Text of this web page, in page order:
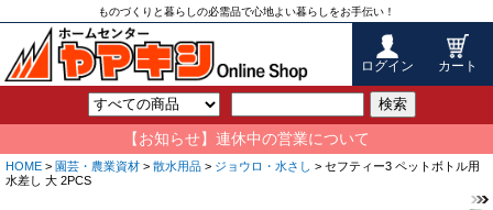
ものづくりと暮らしの必需品で心地よい暮らしをお手伝い！
ログイン カート
検索
【お知らせ】連休中の営業について
HOME > 園芸・農業資材 > 散水用品 > ジョウロ・水さし > セフティー3 ペットボトル用
水差し 大 2PCS